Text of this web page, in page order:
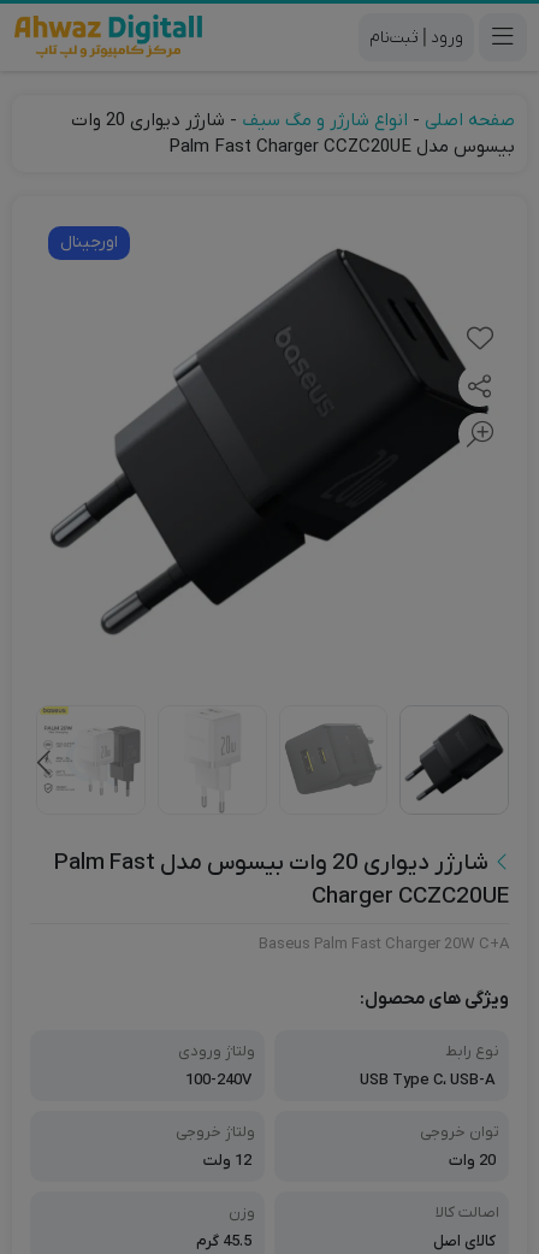
|
صفحه اصلی - انواع شارژر و مگ سیف -
شارژر دیواری 20 وات
بیسوس مدل Palm Fast Charger CCZC20UE
اورجینال
شارژر دیواری 20 وات بیسوس مدل Palm Fast
Charger CCZC20UE
Baseus Palm Fast Charger 20W C+A
ویژگی های محصول:
نوع رابط
USB Type C، USB-A
ولتاژ ورودی
100-240V
توان خروجی
20 وات
ولتاژ خروجی
12 ولت
اصالت کالا
کالای اصل
وزن
45.5 گرم